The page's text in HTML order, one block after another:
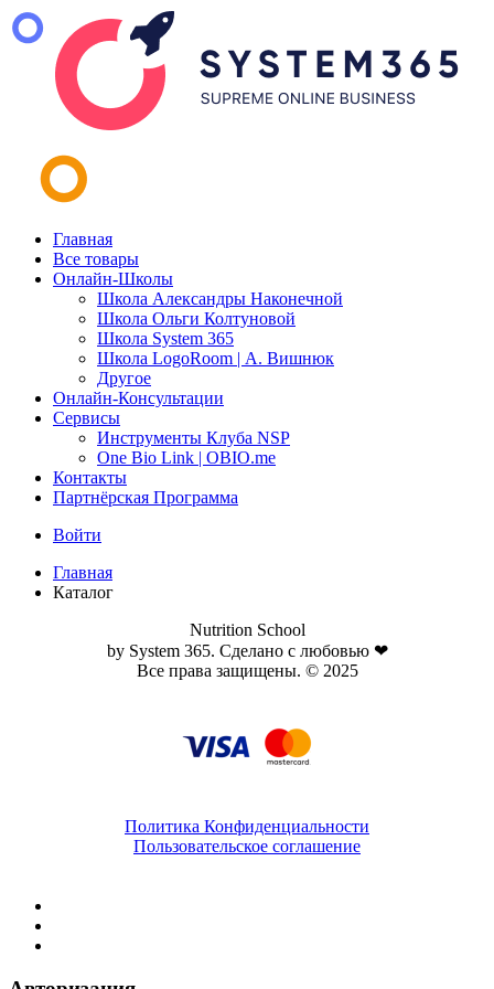
Главная
Все товары
Онлайн-Школы
Школа Александры Наконечной
Школа Ольги Колтуновой
Школа System 365
Школа LogoRoom | А. Вишнюк
Другое
Онлайн-Консультации
Сервисы
Инструменты Клуба NSP
One Bio Link | OBIO.me
Контакты
Партнёрская Программа
Войти
Главная
Каталог
Nutrition School
by System 365. Сделано с любовью ❤
Все права защищены. © 2025
Политика Конфиденциальности
Пользовательское соглашение